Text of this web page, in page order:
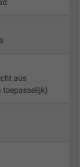
aus
toepasselijk)